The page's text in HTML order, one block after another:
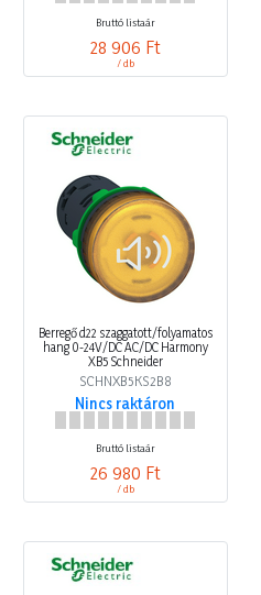
Bruttó listaár
28 906 Ft
/ db
Berregő d22 szaggatott/folyamatos
hang 0-24V/DC AC/DC Harmony
XB5 Schneider
SCHNXB5KS2B8
Nincs raktáron
Bruttó listaár
26 980 Ft
/ db